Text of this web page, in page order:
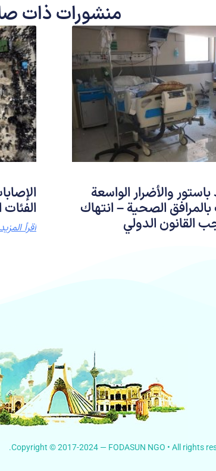
منشورات ذات
والأضرار الواسعة
الصحية – انتهاك
القانون الدولي اقرأ
Copyright © 2017-2024 — FODASUN NGO • All rights